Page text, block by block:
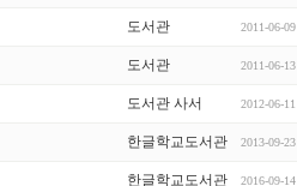
도서관 2011-06-09
도서관 2011-06-13
도서관 사서 2012-06-11
한글학교도서관 2013-09-23
한글학교도서관 2016-09-14